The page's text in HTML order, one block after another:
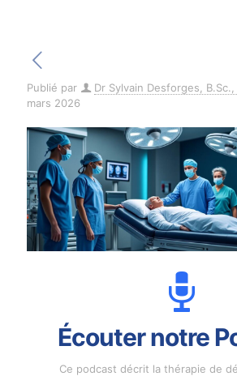
Publié par Dr Sylvain Desforges, B.Sc.,
mars 2026
Écouter notre
Ce podcast décrit la thérapie de